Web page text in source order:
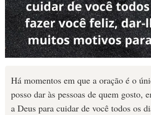
Há momentos em que a oração é o
posso dar às pessoas de quem gosto,
a Deus para cuidar de você todos os